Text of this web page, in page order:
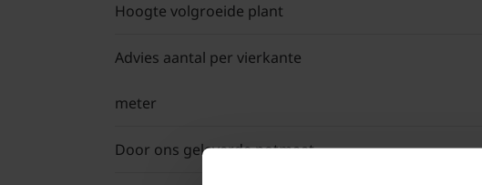
Hoogte volgroeide plant
Advies aantal per vierkante
meter
Door ons geleverde potmaat